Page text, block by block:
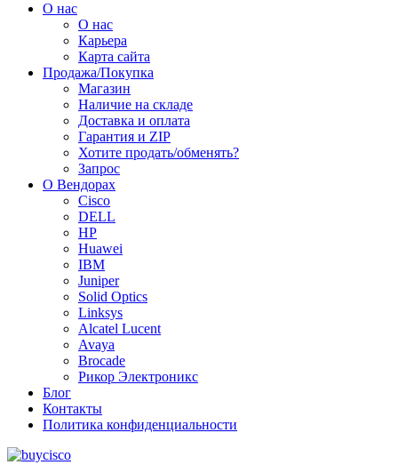
О нас
О нас
Карьера
Карта сайта
Продажа/Покупка
Магазин
Наличие на складе
Доставка и оплата
Гарантия и ZIP
Хотите продать/обменять?
Запрос
О Вендорах
Cisco
DELL
HP
Huawei
IBM
Juniper
Solid Optics
Linksys
Alcatel Lucent
Avaya
Brocade
Рикор Электроникс
Блог
Контакты
Политика конфиденциальности